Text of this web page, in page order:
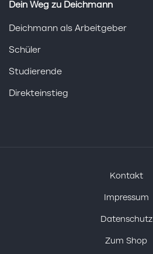
Dein Weg zu Deichmann
Deichmann als Arbeitgeber
Schüler
Studierende
Direkteinstieg
Kontakt
Impressum
Datenschutz
Zum Shop